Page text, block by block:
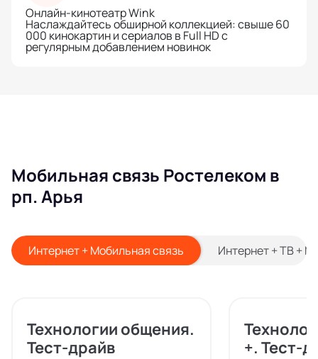
Онлайн-кинотеатр Wink
Наслаждайтесь обширной коллекцией: свыше 60
000 кинокартин и сериалов в Full HD с
регулярным добавлением новинок
Мобильная связь Ростелеком в
рп. Арья
Интернет + Мобильная связь Интернет + ТВ +
Технологии общения.
Тест-драйв
+. Тест-